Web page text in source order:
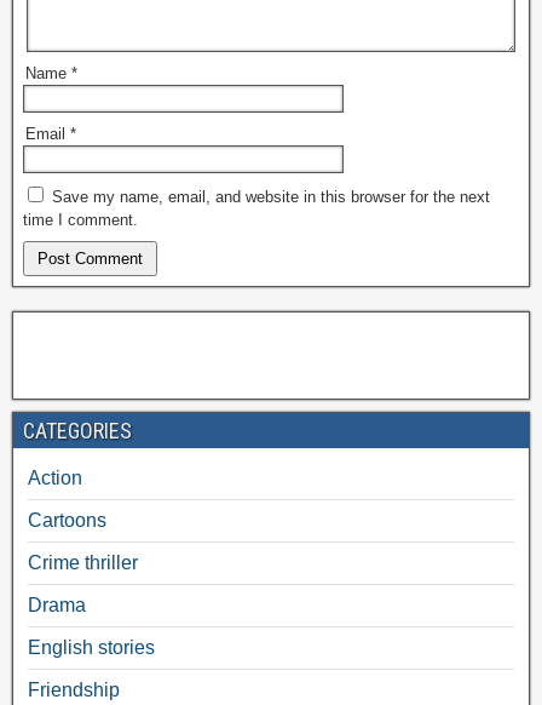
Name *
Email *
Save my name, email, and website in this browser for the next
time I comment.
CATEGORIES
Action
Cartoons
Crime thriller
Drama
English stories
Friendship